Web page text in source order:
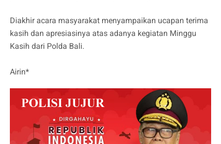
Diakhir acara masyarakat menyampaikan ucapan terima
kasih dan apresiasinya atas adanya kegiatan Minggu
Kasih dari Polda Bali.
Airin*